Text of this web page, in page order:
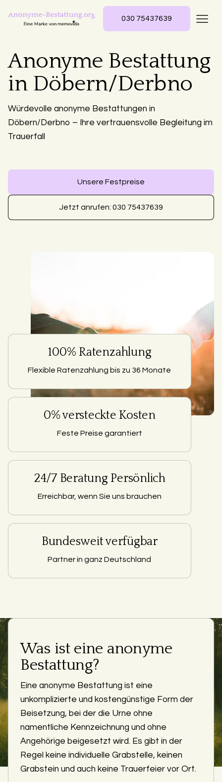
030 75437639
Anonyme Bestattung
in Döbern/Derbno
Würdevolle anonyme Bestattungen in
Döbern/Derbno – Ihre vertrauensvolle Begleitung im
Trauerfall
Unsere Festpreise
Jetzt anrufen: 030 75437639
100% Ratenzahlung
Flexible Ratenzahlung bis zu 36 Monate
0% versteckte Kosten
Feste Preise garantiert
24/7 Beratung Persönlich
Erreichbar, wenn Sie uns brauchen
Bundesweit verfügbar
Partner in ganz Deutschland
Was ist eine anonyme
Bestattung?
Eine anonyme Bestattung ist eine
unkomplizierte und kostengünstige Form der
Beisetzung, bei der die Urne ohne
namentliche Kennzeichnung und ohne
Angehörige beigesetzt wird. Es gibt in der
Regel keine individuelle Grabstelle, keinen
Grabstein und auch keine Trauerfeier vor Ort.